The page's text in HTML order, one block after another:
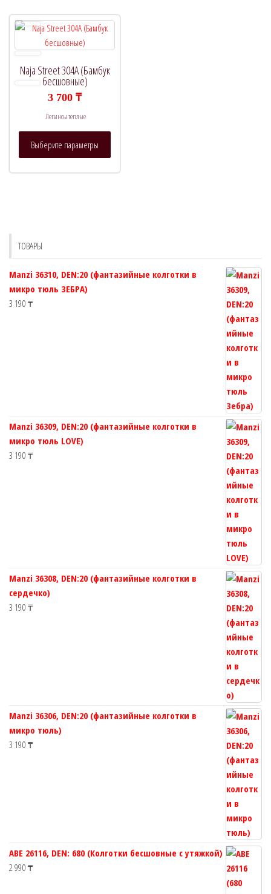
Naja Street 304A (Бамбук
бесшовные)
3 700₸
Легинсы теплые
Выберите параметры
товара.
ТОВАРЫ
Manzi 36310, DEN:20 (фантазийные колготки в
микро тюль ЗЕБРА)
3 190 ₸
Manzi 36309, DEN:20 (фантазийные колготки в
микро тюль LOVE)
3 190 ₸
Manzi 36308, DEN:20 (фантазийные колготки в
сердечко)
3 190 ₸
Manzi 36306, DEN:20 (фантазийные колготки в
микро тюль)
3 190 ₸
ABE 26116, DEN: 680 (Колготки бесшовные с утяжкой)
2 990 ₸